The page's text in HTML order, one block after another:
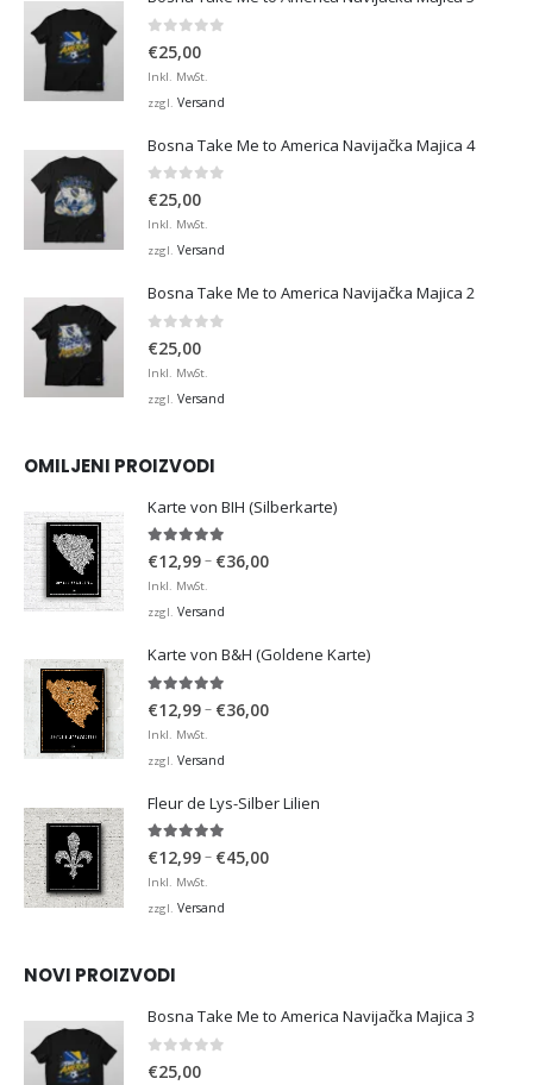
0 von 5
€25,00
Inkl. MwSt.
zzgl. Versand
Bosna Take Me to America Navijačka Majica 4
0 von 5
€25,00
Inkl. MwSt.
zzgl. Versand
Bosna Take Me to America Navijačka Majica 2
€25,00
Inkl. MwSt.
zzgl. Versand
OMILJENI PROIZVODI
Karte von BIH (Silberkarte)
4.92 von 5
€12,99– €36,00Preisspanne:
Inkl. MwSt.
zzgl. Versand
Karte von B&H (Goldene Karte)
4.98von 5
€12,99– €36,00Preisspanne:
Inkl. MwSt.
zzgl. Versand
Fleur de Lys-Silber Lilien
4.95von 5
€12,99– €45,00Preisspanne:
Inkl. MwSt.
zzgl. Versand
NOVI PROIZVODI
Bosna Take Me to America Navijačka Majica 3
0 von 5
€25,00